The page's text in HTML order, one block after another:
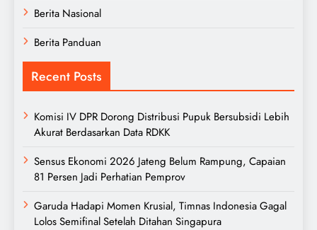
Berita Nasional
Berita Panduan
Recent Posts
Komisi IV DPR Dorong Distribusi Pupuk Bersubsidi Lebih
Akurat Berdasarkan Data RDKK
Sensus Ekonomi 2026 Jateng Belum Rampung, Capaian
81 Persen Jadi Perhatian Pemprov
Garuda Hadapi Momen Krusial, Timnas Indonesia Gagal
Lolos Semifinal Setelah Ditahan Singapura